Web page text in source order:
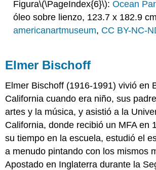
Figura\(\PageIndex{6}\): Ocean
óleo sobre lienzo, 123.7 x 182.9
americanartmuseum, CC BY-NC-
Elmer Bischoff
Elmer Bischoff (1916-1991) vivió en
California cuando era niño, sus
artes y la música, y asistió a la
California, donde recibió un MFA en
su tiempo en la escuela, estudió el
a menudo pintando con los mismos
Apostado en Inglaterra durante la